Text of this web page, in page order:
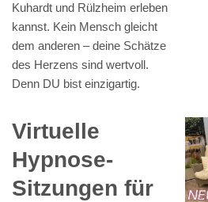
Kuhardt und Rülzheim erleben
kannst. Kein Mensch gleicht
dem anderen – deine Schätze
des Herzens sind wertvoll.
Denn DU bist einzigartig.
Virtuelle
Hypnose-
Sitzungen für